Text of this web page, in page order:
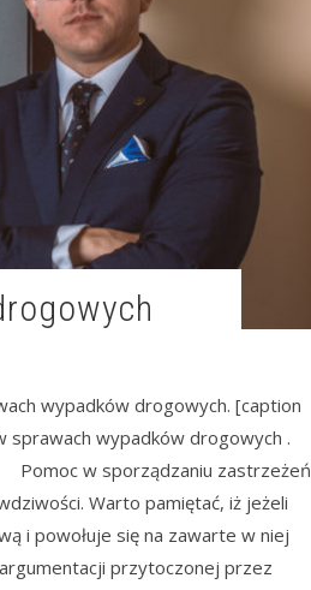
wypadków drogowych. [caption
wypadków drogowych .
w sporządzaniu zastrzeżeń
Warto pamiętać, iż jeżeli
i powołuje się na zawarte w niej
przytoczonej przez